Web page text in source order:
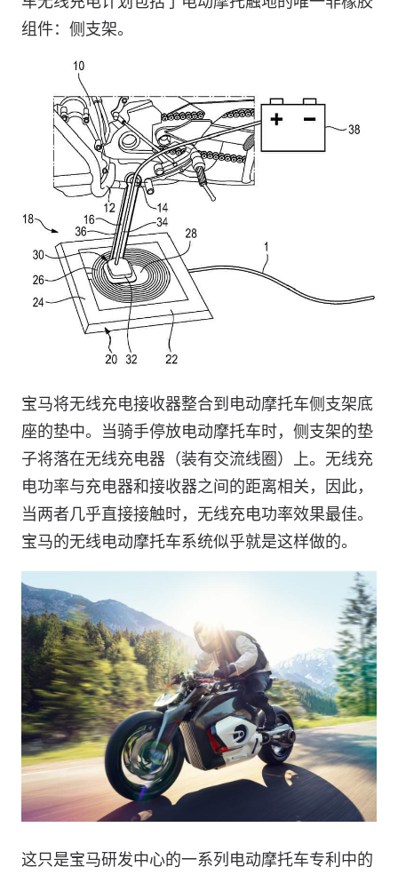
组件：侧支架。
宝马将无线充电接收器整合到电动摩托车侧支架底
座的垫中。当骑手停放电动摩托车时，侧支架的垫
子将落在无线充电器（装有交流线圈）上。无线充
电功率与充电器和接收器之间的距离相关，因此，
当两者几乎直接接触时，无线充电功率效果最佳。
宝马的无线电动摩托车系统似乎就是这样做的。
这只是宝马研发中心的一系列电动摩托车专利中的